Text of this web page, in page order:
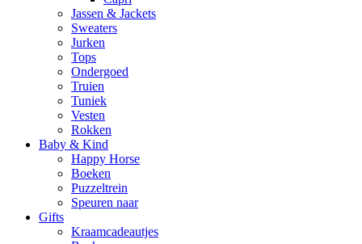
Jassen & Jackets
Sweaters
Jurken
Tops
Ondergoed
Truien
Tuniek
Vesten
Rokken
Baby & Kind
Happy Horse
Boeken
Puzzeltrein
Speuren naar
Gifts
Kraamcadeautjes